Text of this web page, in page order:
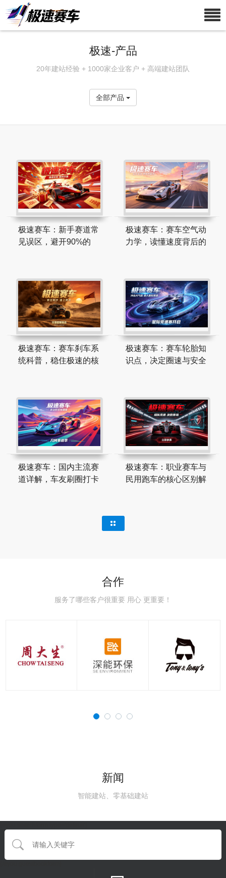
极速-产品
20年建站经验 + 1000家企业客户 + 高端建站团队
全部产品
极速赛车：新手赛道常
见误区，避开90%的
极速赛车：赛车空气动
力学，读懂速度背后的
极速赛车：赛车刹车系
统科普，稳住极速的核
极速赛车：赛车轮胎知
识点，决定圈速与安全
极速赛车：国内主流赛
道详解，车友刷圈打卡
极速赛车：职业赛车与
民用跑车的核心区别解
合作
服务了哪些客户很重要 用心 更重要！
新闻
智能建站、零基础建站